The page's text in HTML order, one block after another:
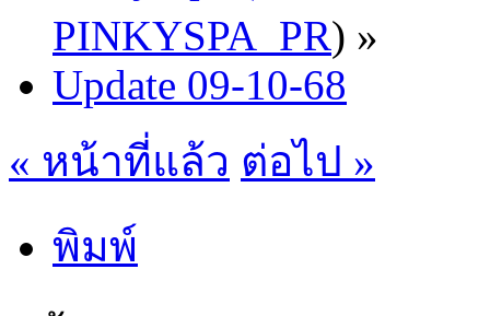
PINKYSPA_PR) »
Update 09-10-68
« หน้าที่แล้ว ต่อไป »
พิมพ์